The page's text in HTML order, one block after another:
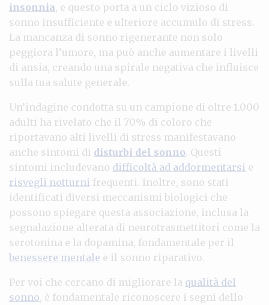
insonnia, e questo porta a un ciclo vizioso di
sonno insufficiente e ulteriore accumulo di stress.
La mancanza di sonno rigenerante non solo
peggiora l’umore, ma può anche aumentare i livelli
di ansia, creando una spirale negativa che influisce
sulla tua salute generale.
Un’indagine condotta su un campione di oltre 1.000
adulti ha rivelato che il 70% di coloro che
riportavano alti livelli di stress manifestavano
anche sintomi di disturbi del sonno. Questi
sintomi includevano difficoltà ad addormentarsi e
risvegli notturni frequenti. Inoltre, sono stati
identificati diversi meccanismi biologici che
possono spiegare questa associazione, inclusa la
segnalazione alterata di neurotrasmettitori come la
serotonina e la dopamina, fondamentale per il
benessere mentale e il sonno riparativo.
Per voi che cercano di migliorare la qualità del
sonno, è fondamentale riconoscere i segni dello